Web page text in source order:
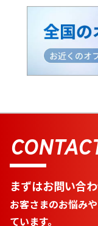
まずはお問い合
お客さまのお悩み
ています。